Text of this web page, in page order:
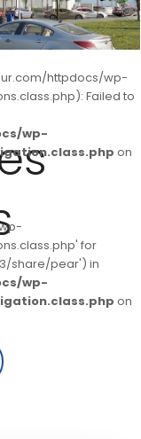
httpdocs/wp-
Failed to
wp-
on
for
share/pear') in
wp-
on